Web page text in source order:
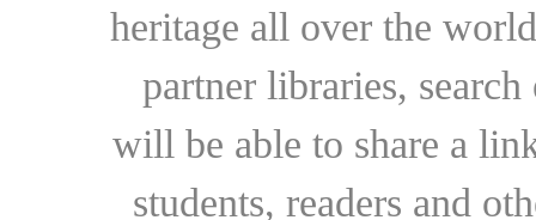
heritage all over the
partner libraries,
will be able to share a
students, readers and